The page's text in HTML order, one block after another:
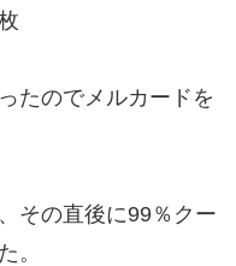
たのでメルカードを
その直後に99％クー
。